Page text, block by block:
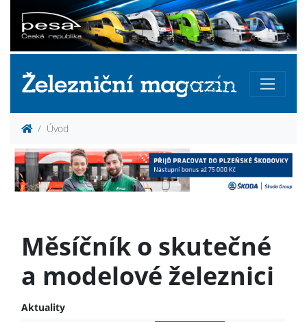
Úvod
Měsíčník o skutečné
a modelové železnici
Aktuality